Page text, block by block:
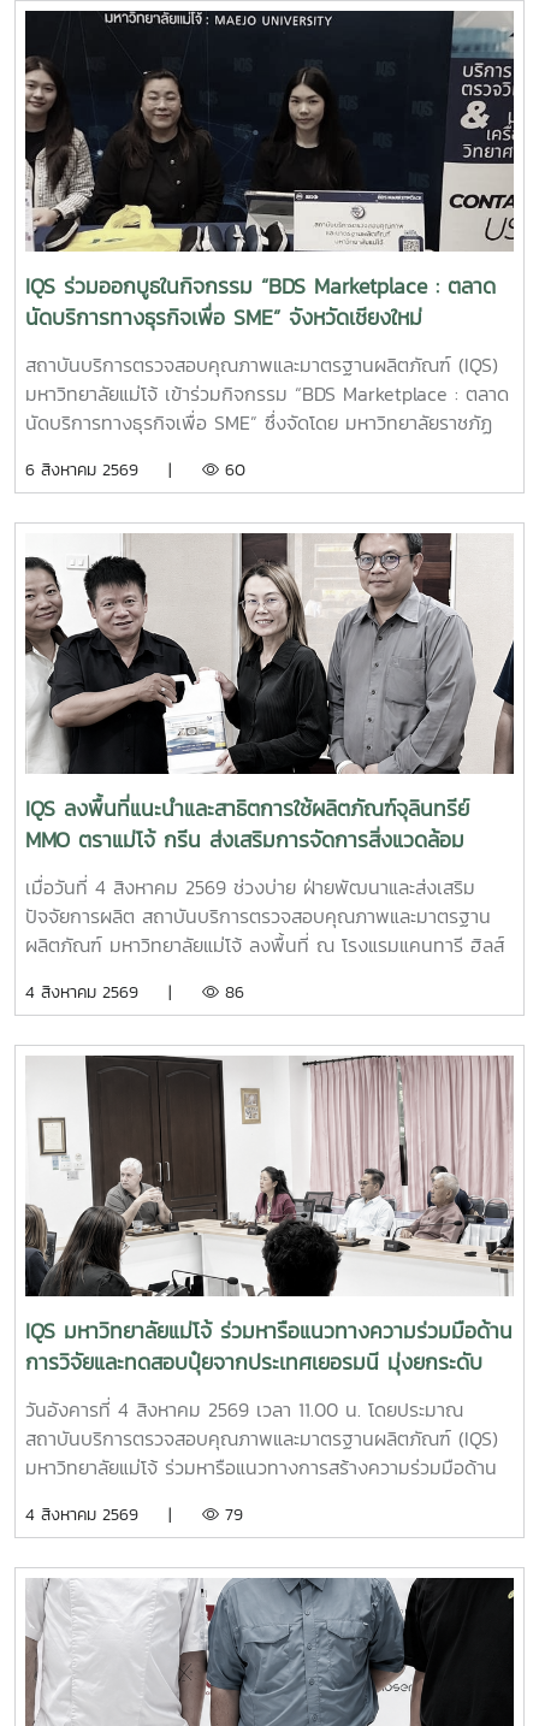
และดูแลพื้นที่ต่าง ๆ ภายในสถานประกอบการ เพื่อเพิ่ม
ประสิทธิภาพในการจัดการด้านสุขอนามัย ลดกลิ่นไม่พึงประสงค์
และสนับสนุนการดำเนินธุรกิจที่เป็นมิตรต่อสิ่งแวดล้อม การ
ลงพื้นที่ในครั้งนี้ นำโดย ผู้ช่วยศาสตราจารย์ ดร.ฉันทนา ซูแสวง
ทรัพย์ รองผู้อำนวยการฝ่ายวิจัยและนวัตกรรม และ นายพัฒน์ โก
จินอก หัวหน้าฝ่ายพัฒนาและส่งเสริมปัจจัยการผลิต พร้อมด้วย
บุคลากรในฝ่าย ได้แก่ นางสาววาสนา กาฬภักดี นักวิทยาศาสตร์
นายสหรัฐ ตั๋นก้อน เจ้าหน้าที่ขายจุลินทรีย์ และ นายนิวัช ออนศรี
ผู้ปฏิบัติงานเกษตร การให้คำแนะนำและสาธิตการใช้งานในครั้งนี้
มุ่งเน้นการถ่ายทอดองค์ความรู้เกี่ยวกับการใช้ผลิตภัณฑ์จุลินทรีย์
ให้เหมาะสมกับพื้นที่ใช้งานจริง พร้อมแลกเปลี่ยนข้อมูลและข้อ
เสนอแนะกับผู้ประกอบการ เพื่อให้สามารถนำผลิตภัณฑ์ไป
ประยุกต์ใช้ได้อย่างเกิดประสิทธิภาพสูงสุด และส่งเสริมการจัดการ
สิ่งแวดล้อมภายในธุรกิจโรงแรมอย่างยั่งยืน สถาบันบริการตรวจ
สอบคุณภาพและมาตรฐานผลิตภัณฑ์ มหาวิทยาลัยแม่โจ้ ยังคง
ผลิตภัณฑ์ที่เป็นมิตรต่อสิ่งแวดล้อม เพื่อยกระดับคุณภาพการให้
IQS ร่วมออกบูธในกิจกรรม “BDS Marketplace : ตลาด
นัดบริการทางธุรกิจเพื่อ SME” จังหวัดเชียงใหม่
สถาบันบริการตรวจสอบคุณภาพและมาตรฐานผลิตภัณฑ์ (IQS)
มหาวิทยาลัยแม่โจ้ เข้าร่วมกิจกรรม “BDS Marketplace : ตลาด
นัดบริการทางธุรกิจเพื่อ SME” ซึ่งจัดโดย มหาวิทยาลัยราชภัฏ
ข่ายผู้ให้บริการโครงการส่งเสริมผู้ประกอบการผ่านระบบ BDS
จังหวัดเชียงใหม่ เพื่อประชาสัมพันธ์บริการของหน่วยงาน และให้
คำปรึกษาแก่ผู้ประกอบการ SME ในพื้นที่จังหวัดเชียงใหม่และ
จังหวัดใกล้เคียง ฝ่ายบริหารและห้องปฏิบัติการ นำโดย รองผู้
อำนวยการฝ่ายบริหารและห้องปฏิบัติการ นางริมฤทัย พุทธวงค์
พร้อมด้วยบุคลากร ได้แก่ นางสาวสุปราณี แก้วเทียน นัก
วิทยาศาสตร์ นางสาวธนพร ดวงเดช นักวิทยาศาสตร์ นางสาว
ธนาพร สอนหล้าวงศ์ เจ้าหน้าที่บริการลูกค้า ภายในงาน IQS ได้
ร่วมออกบูธแนะนำบริการด้านการตรวจสอบคุณภาพและ
มาตรฐานผลิตภัณฑ์ พร้อมให้คำปรึกษาแก่ผู้ประกอบการเกี่ยวกับ
การพัฒนาผลิตภัณฑ์ การยกระดับมาตรฐานสินค้า และการใช้
บริการผ่านระบบ BDS เพื่อสนับสนุนการเพิ่มขีดความสามารถใน
การแข่งขันของผู้ประกอบการไทย รวมถึงสร้างเครือข่ายความ
ร่วมมือระหว่างหน่วยงานภาครัฐ สถาบันการศึกษา และภาคธุรกิจ
6 สิงหาคม 2569 | 60
IQS ลงพื้นที่แนะนำและสาธิตการใช้ผลิตภัณฑ์จุลินทรีย์
MMO ตราแม่โจ้ กรีน ส่งเสริมการจัดการสิ่งแวดล้อม
สำหรับธุรกิจโรงแรม
เมื่อวันที่ 4 สิงหาคม 2569 ช่วงบ่าย ฝ่ายพัฒนาและส่งเสริม
ปัจจัยการผลิต สถาบันบริการตรวจสอบคุณภาพและมาตรฐาน
ผลิตภัณฑ์ มหาวิทยาลัยแม่โจ้ ลงพื้นที่ ณ โรงแรมแคนทารี ฮิลส์
และสาธิตแนวทางการใช้งานผลิตภัณฑ์จุลินทรีย์ MMO ตราแม่โจ้
พื้นที่ต่าง ๆ ภายในสถานประกอบการ โดยชื่อสถานที่ดังกล่าว
ตรงกับชื่อภาษาไทยที่โรงแรมใช้อย่างเป็นทางการ การลงพื้นที่
ครั้งนี้นำโดย ผู้ช่วยศาสตราจารย์ ดร.ฉันทนา ซูแสวงทรัพย์ รอง
ผู้อำนวยการฝ่ายวิจัยและนวัตกรรม และ นายพัฒน์ โกจินอก
หัวหน้าฝ่ายพัฒนาและส่งเสริมปัจจัยการผลิต พร้อมด้วยบุคลากร
ในฝ่าย ได้แก่ นางสาววาสนา กาฬภักดี นักวิทยาศาสตร์ นาย
สหรัฐ ตั๋นก้อน เจ้าหน้าที่ขายจุลินทรีย์ และ นายนิวัช ออนศรี ผู้
ปฏิบัติงานเกษตรสถาบันบริการตรวจสอบคุณภาพและมาตรฐาน
ผลิตภัณฑ์ มหาวิทยาลัยแม่โจ้ เป็นหน่วยงานที่มุ่งเน้นการวิจัย
พัฒนา และถ่ายทอดองค์ความรู้ด้านปัจจัยการผลิตและการ
จัดการสิ่งแวดล้อมมาอย่างต่อเนื่อง จนนำไปสู่การพัฒนา
ผลิตภัณฑ์จุลินทรีย์ MMO ตราแม่โจ้ กรีน ซึ่งมีผลิตภัณฑ์สำหรับ
การใช้งานหลากหลายรูปแบบ รวมทั้งได้รับการรับรองมาตรฐาน
ปัจจัยการผลิตอินทรีย์ภายใต้ระบบ ACT-IFOAM จากสำนักงาน
มาตรฐานเกษตรอินทรีย์ (มกท.) ภายในกิจกรรม คณะผู้ปฏิบัติ
แนวทางการเลือกใช้ผลิตภัณฑ์แต่ละสูตรให้เหมาะสมกับลักษณะ
การประยุกต์ใช้ใน 3 ด้านสำคัญ ได้แก่ด้านทัศนียภาพและพื้นที่สี
เขียว การนำจุลินทรีย์มาใช้เพื่อช่วยเพิ่มความอุดมสมบูรณ์ของ
ดิน บำรุงสนามหญ้า ไม้ดอก ไม้ประดับ และสวนหย่อม ตลอดจน
ส่งเสริมการดูแลพืชด้วยชีววิธี ซึ่งช่วยลดการพึ่งพาสารเคมีและ
สนับสนุนการดูแลพื้นที่สีเขียวอย่างเป็นมิตรต่อสิ่งแวดล้อมด้าน
4 สิงหาคม 2569 | 86
IQS มหาวิทยาลัยแม่โจ้ ร่วมหารือแนวทางความร่วมมือด้าน
การวิจัยและทดสอบปุ๋ยจากประเทศเยอรมนี มุ่งยกระดับ
นวัตกรรมการเกษตรไทย
วันอังคารที่ 4 สิงหาคม 2569 เวลา 11.00 น. โดยประมาณ
สถาบันบริการตรวจสอบคุณภาพและมาตรฐานผลิตภัณฑ์ (IQS)
มหาวิทยาลัยแม่โจ้ ร่วมหารือแนวทางการสร้างความร่วมมือด้าน
คุณภาพ ประสิทธิภาพ และความเหมาะสมของผลิตภัณฑ์ภายใต้
ไปประยุกต์ใช้ให้เกิดประโยชน์ต่อภาคการเกษตรอย่างเหมาะสมและ
ยั่งยืน การหารือครั้งนี้ครอบคลุมประเด็นสำคัญ ได้แก่ ความเป็น
ไปได้ในการจัดทำโครงการวิจัย แนวทางการนำเข้าตัวอย่างปุ๋ย
สำหรับการศึกษาและทดสอบ ตลอดจนการดำเนินงานให้
สอดคล้องกับกฎหมาย ระเบียบ และหลักเกณฑ์ที่เกี่ยวข้องของ
4 สิงหาคม 2569 | 79